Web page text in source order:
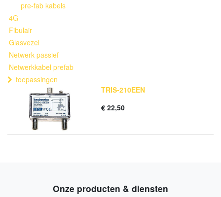
pre-fab kabels
4G
Fibulair
Glasvezel
Netwerk passief
Netwerkkabel prefab
toepassingen
TRIS-210EEN
€ 22,50
Onze producten & diensten